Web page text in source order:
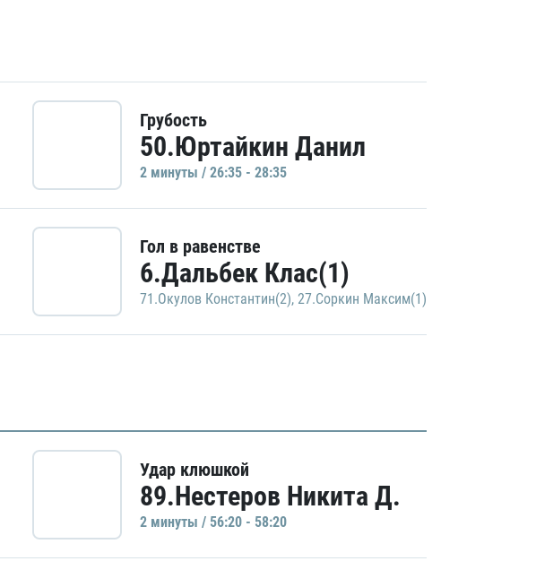
Грубость
50.Юртайкин Данил
2 минуты / 26:35 - 28:35
Гол в равенстве
6.Дальбек Клас(1)
71.Окулов Константин(2), 27.Соркин Максим(1)
Удар клюшкой
89.Нестеров Никита Д.
2 минуты / 56:20 - 58:20